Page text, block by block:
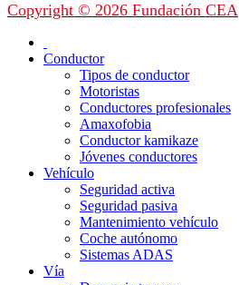
Copyright © 2026 Fundación CEA
Conductor
Tipos de conductor
Motoristas
Conductores profesionales
Amaxofobia
Conductor kamikaze
Jóvenes conductores
Vehículo
Seguridad activa
Seguridad pasiva
Mantenimiento vehículo
Coche autónomo
Sistemas ADAS
Vía